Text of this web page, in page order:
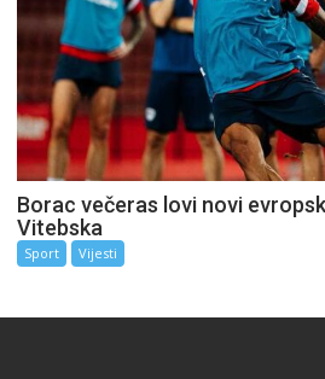
Borac večeras lovi novi
Vitebska
Sport Vijesti